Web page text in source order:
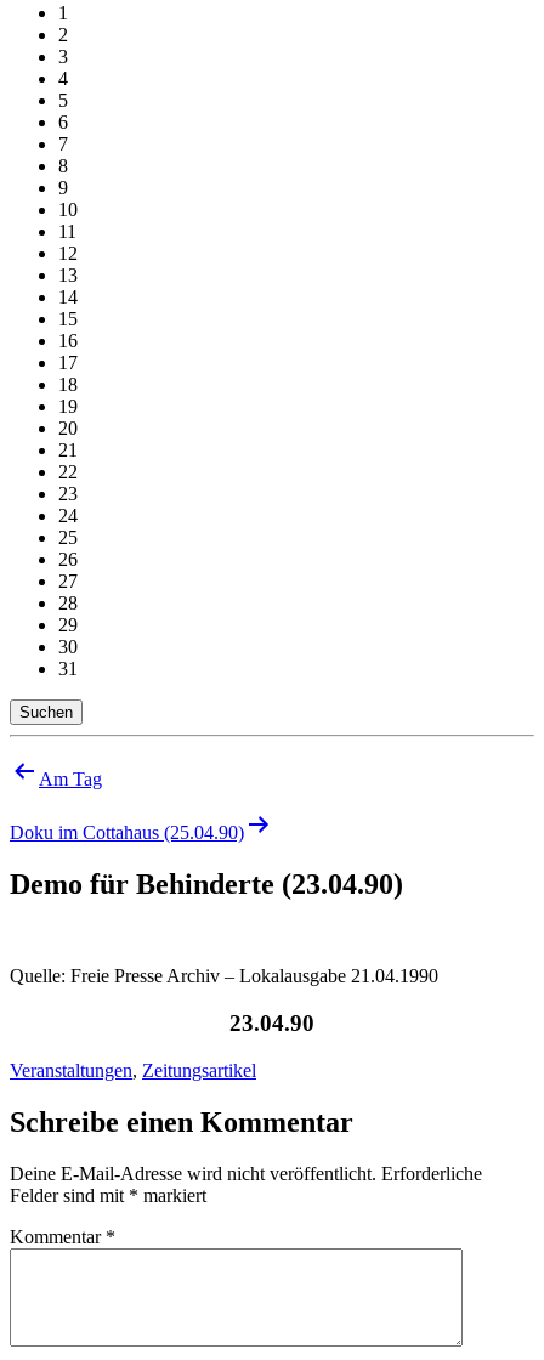
1
2
3
4
5
6
7
8
9
10
11
12
13
14
15
16
17
18
19
20
21
22
23
24
25
26
27
28
29
30
31
Suchen
Beitragsnavigation
Am Tag
Doku im Cottahaus (25.04.90)
Demo für Behinderte (23.04.90)
Quelle: Freie Presse Archiv – Lokalausgabe 21.04.1990
23.04.90
Veranstaltungen, Zeitungsartikel
Schreibe einen Kommentar
Deine E-Mail-Adresse wird nicht veröffentlicht. Erforderliche
Felder sind mit * markiert
Kommentar *